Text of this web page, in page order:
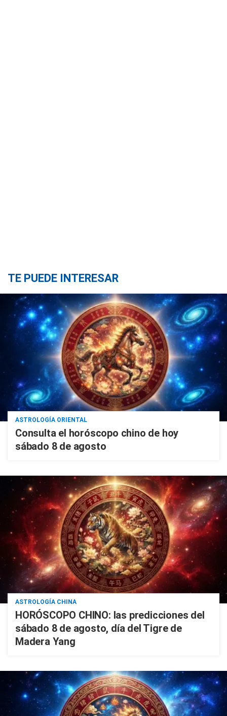
TE PUEDE INTERESAR
ASTROLOGÍA ORIENTAL
Consulta el horóscopo chino de hoy
sábado 8 de agosto
ASTROLOGÍA CHINA
HORÓSCOPO CHINO: las predicciones del
sábado 8 de agosto, día del Tigre de
Madera Yang